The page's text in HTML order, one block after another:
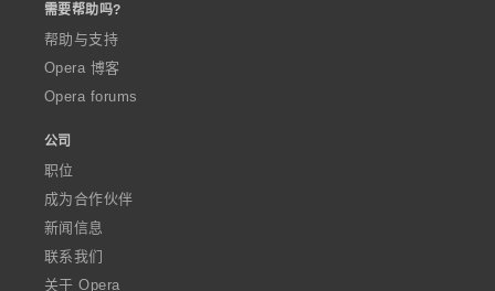
需要帮助吗?
帮助与支持
Opera 博客
Opera forums
公司
职位
成为合作伙伴
新闻信息
联系我们
关于 Opera